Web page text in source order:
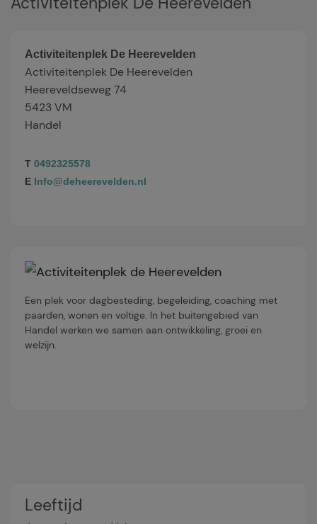
Activiteitenplek De Heerevelden
Activiteitenplek De Heerevelden
Heereveldseweg 74
5423 VM
Handel
T 0492325578
E Info@deheerevelden.nl
Een plek voor dagbesteding, begeleiding, coaching met
paarden, wonen en voltige. In het buitengebied van
Handel werken we samen aan ontwikkeling, groei en
welzijn.
Leeftijd